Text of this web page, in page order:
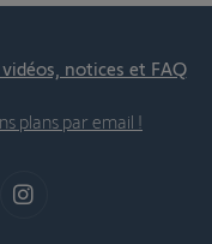
notices et FAQ
plans par email !